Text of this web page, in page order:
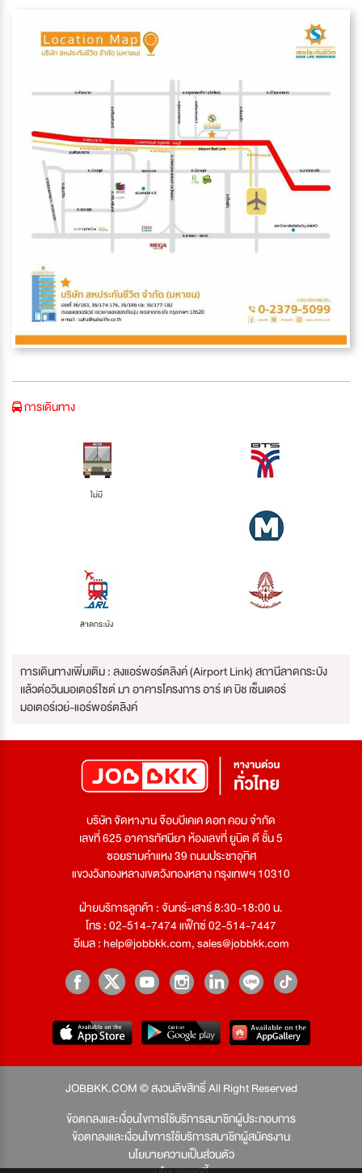
การเดินทาง
ไม่มี
ลาดกระบัง
การเดินทางเพิ่มเติม : ลงแอร์พอร์ตลิงค์ (Airport Link) สถานีลาดกระบัง
เเล้วต่อวินมอเตอร์ไซต์ มา อาคารโครงการ อาร์ เค บิช เซ็นเตอร์
มอเตอร์เวย์-แอร์พอร์ตลิงค์
บริษัท จัดหางาน จ๊อบบีเคเค ดอท คอม จำกัด
เลขที่ 625 อาคารทัศนียา ห้องเลขที่ ยูนิต ดี ชั้น 5
ซอยรามคำแหง 39 ถนนประชาอุทิศ
แขวงวังทองหลางเขตวังทองหลาง กรุงเทพฯ 10310
ฝ่ายบริการลูกค้า : จันทร์-เสาร์ 8:30-18:00 น.
โทร : 02-514-7474 แฟ็กซ์ 02-514-7447
อีเมล :help@jobbkk.com,sales@jobbkk.com
JOBBKK.COM © สงวนลิขสิทธิ์ All Right Reserved
ข้อตกลงและเงื่อนไขการใช้บริการสมาชิกผู้ประกอบการ
ข้อตกลงและเงื่อนไขการใช้บริการสมาชิกผู้สมัครงาน
นโยบายความเป็นส่วนตัว